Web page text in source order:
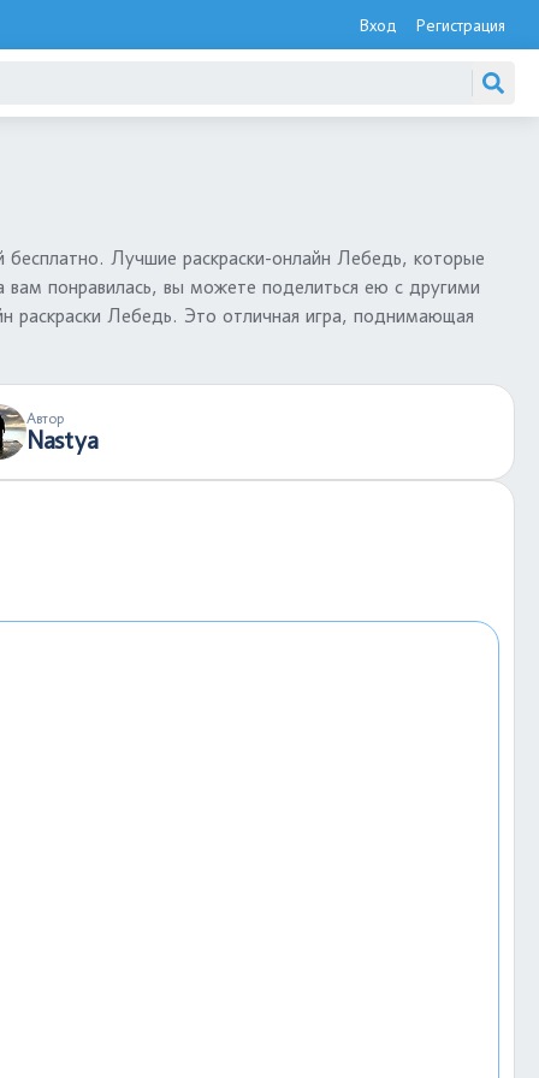
Вход Регистрация
Лучшие раскраски-онлайн Лебедь, которые
вам понравилась, вы можете поделиться ею с другими
раскраски Лебедь. Это отличная игра, поднимающая
Автор
Nastya